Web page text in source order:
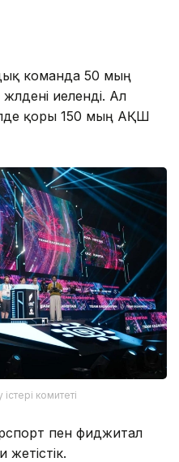
команда 50 мың
иеленді. Ал
қоры 150 мың АҚШ
комитеті
пен фиджитал